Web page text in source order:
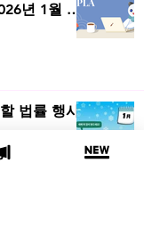
년 1월 네
법률 행사